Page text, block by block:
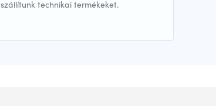
szállítunk technikai termékeket.